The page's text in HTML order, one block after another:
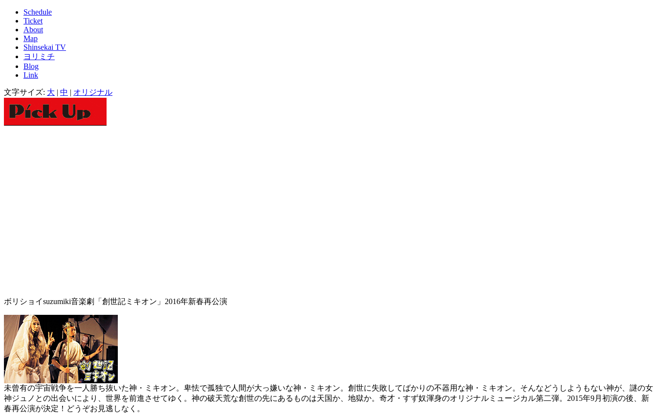
Schedule
Ticket
About
Map
Shinsekai TV
ヨリミチ
Blog
Link
文字サイズ: 大 | 中 | オリジナル
ボリショイsuzumiki音楽劇「創世記ミキオン」2016年新春再公演
未曾有の宇宙戦争を一人勝ち抜いた神・ミキオン。卑怯で孤独で人間が大っ嫌いな神・ミキオン。創世に失敗してばかりの不器用な神・ミキオン。そんなどうしようもない神が、謎の女
神ジュノとの出会いにより、世界を前進させてゆく。神の破天荒な創世の先にあるものは天国か、地獄か。奇才・すず奴渾身のオリジナルミュージカル第二弾。2015年9月初演の後、新
春再公演が決定！どうぞお見逃しなく。